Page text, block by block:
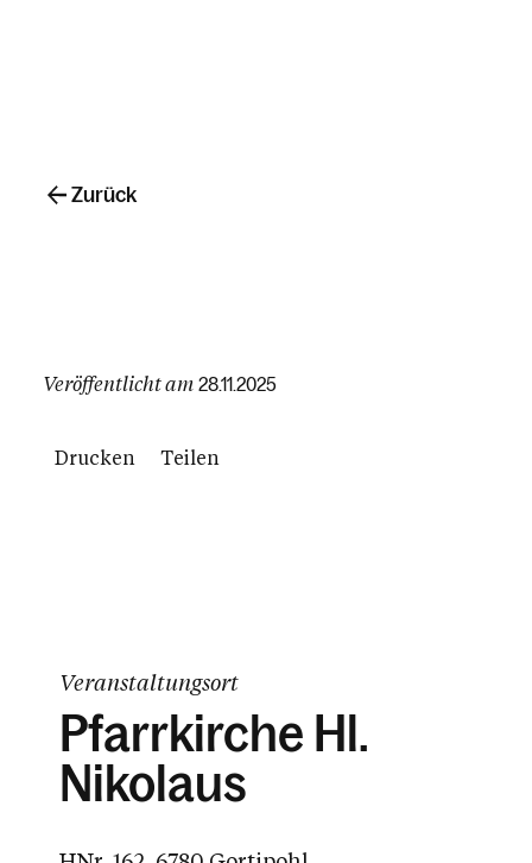
Veröffentlicht am 28.11.2025
Drucken Teilen
Zurück
Veranstaltungsort
Pfarrkirche Hl.
Nikolaus